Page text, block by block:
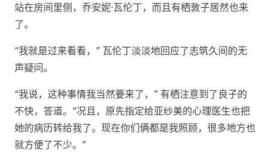
站在房间里侧，乔安妮·瓦伦丁，而且有栖敦子居然也来
了。
“我就是过来看看，” 瓦伦丁淡淡地回应了志筑久间的无
声疑问。
“我说，这种事情我当然要来了，” 有栖注意到了良子的
不快，答道。“况且，原先指定给亚纱美的心理医生也把
她的病历转给我了。现在你们俩都是我照顾，很多地方也
就方便了不少。”